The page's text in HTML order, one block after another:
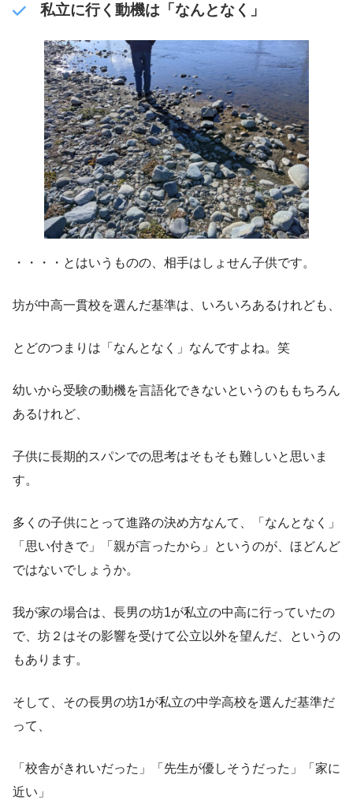
私立に行く動機は「なんとなく」
・・・・とはいうものの、相手はしょせん子供です。
坊が中高一貫校を選んだ基準は、いろいろあるけれども、
とどのつまりは「なんとなく」なんですよね。笑
幼いから受験の動機を言語化できないというのももちろん
あるけれど、
子供に長期的スパンでの思考はそもそも難しいと思いま
す。
多くの子供にとって進路の決め方なんて、「なんとなく」
「思い付きで」「親が言ったから」というのが、ほどんど
ではないでしょうか。
我が家の場合は、長男の坊1が私立の中高に行っていたの
で、坊２はその影響を受けて公立以外を望んだ、というの
もあります。
そして、その長男の坊1が私立の中学高校を選んだ基準だ
って、
「校舎がきれいだった」「先生が優しそうだった」「家に
近い」